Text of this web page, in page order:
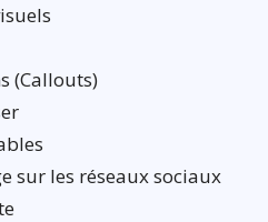
(Callouts)
sur les réseaux sociaux